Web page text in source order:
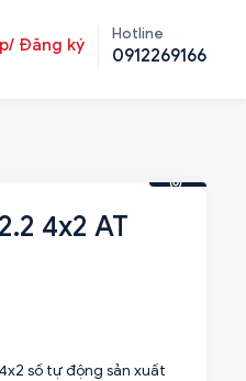
Đăng ký
Hotline
0912269166
4x2 AT
số tự động sản xuất